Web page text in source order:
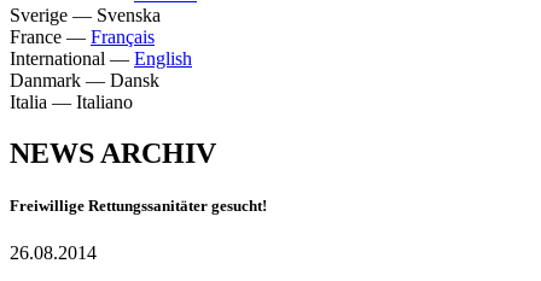
Sverige — Svenska
France — Français
International — English
Danmark — Dansk
Italia — Italiano
NEWS ARCHIV
Freiwillige Rettungssanitäter gesucht!
26.08.2014